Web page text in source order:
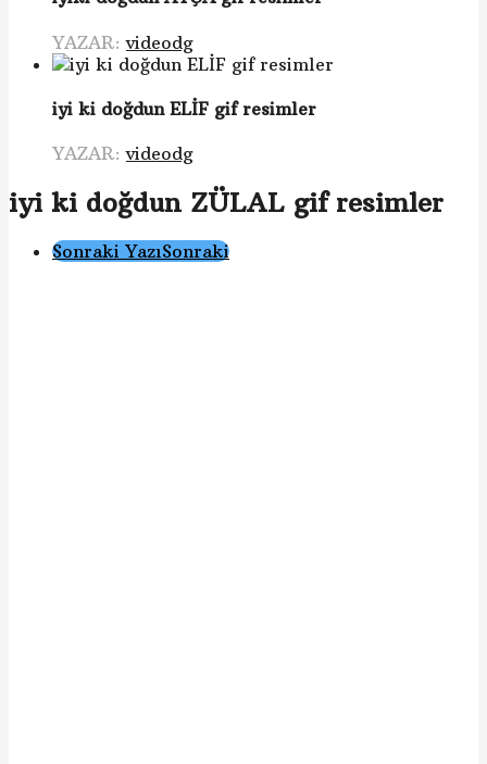
YAZAR: videodg
iyi ki doğdun ELİF gif resimler
YAZAR: videodg
iyi ki doğdun ZÜLAL gif resimler
Gönderi
Sonraki YazıSonraki